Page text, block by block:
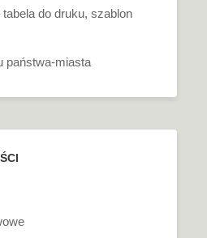
do druku, szablon
państwa-miasta